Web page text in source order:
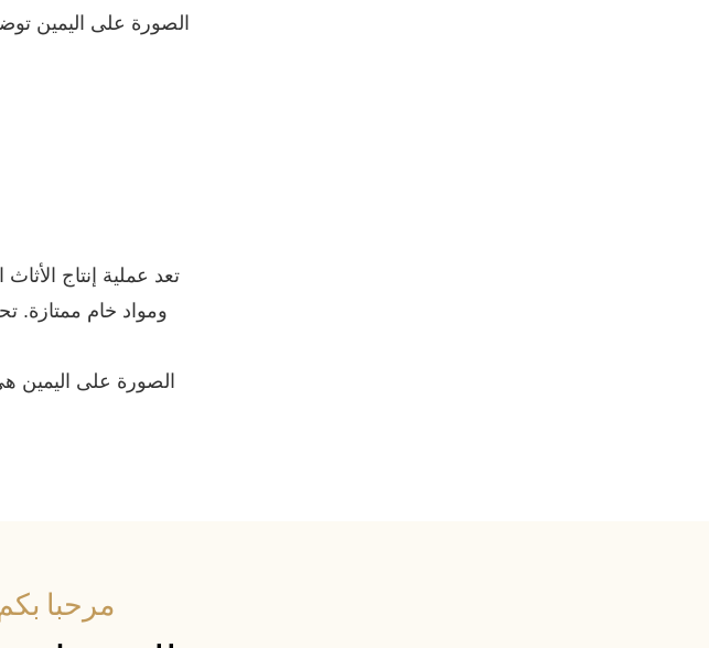
الصورة على اليمين
تعد عملية إنتاج
ومواد خام ممتازة.
مرحبا